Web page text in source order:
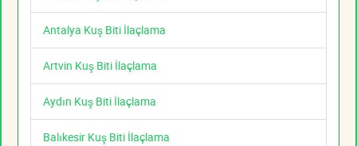
Antalya Kuş Biti İlaçlama
Artvin Kuş Biti İlaçlama
Aydın Kuş Biti İlaçlama
Balıkesir Kuş Biti İlaçlama